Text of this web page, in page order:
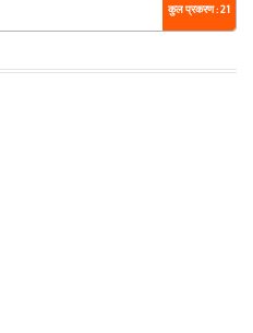
कुल प्रकरण : 21